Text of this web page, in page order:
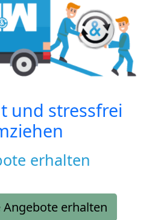
und stressfrei
erhalten
Angebote erhalten